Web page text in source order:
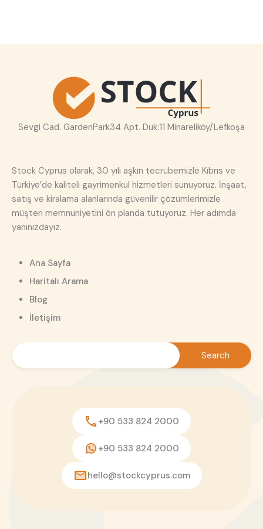
Sevgi Cad. GardenPark34 Apt. Duk:11 Minareliköy/Lefkoşa
Stock Cyprus olarak, 30 yılı aşkın tecrübemizle Kıbrıs ve
Türkiye’de kaliteli gayrimenkul hizmetleri sunuyoruz. İnşaat,
satış ve kiralama alanlarında güvenilir çözümlerimizle
müşteri memnuniyetini ön planda tutuyoruz. Her adımda
yanınızdayız.
Ana Sayfa
Haritalı Arama
Blog
İletişim
+90 533 824 2000
+90 533 824 2000
hello@stockcyprus.com